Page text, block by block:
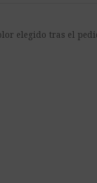
elegido tras el